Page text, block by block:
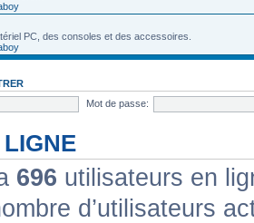
PC, des consoles et des accessoires.
Mot de passe:
696 utilisateurs en
d’utilisateurs